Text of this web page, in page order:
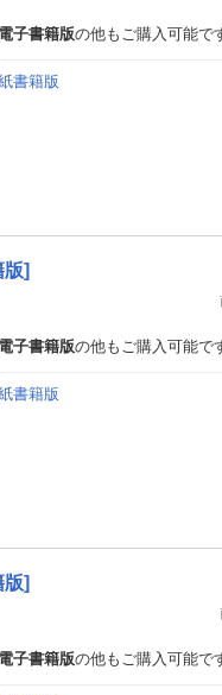
電子書籍版の他もご購入可能で
書籍版
版]
電子書籍版の他もご購入可能で
書籍版
版]
電子書籍版の他もご購入可能で